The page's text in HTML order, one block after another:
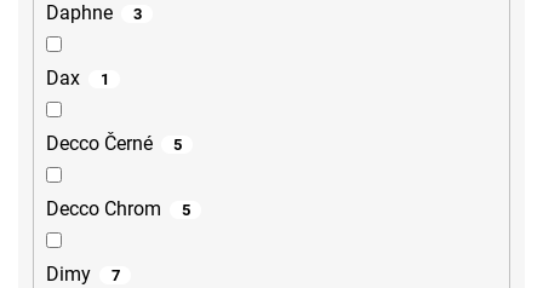
Daphne 3
Dax 1
Decco Černé 5
Decco Chrom 5
Dimy 7